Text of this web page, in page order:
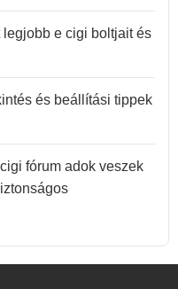
e cigi boltjait és
és beállítási tippek
fórum adok veszek